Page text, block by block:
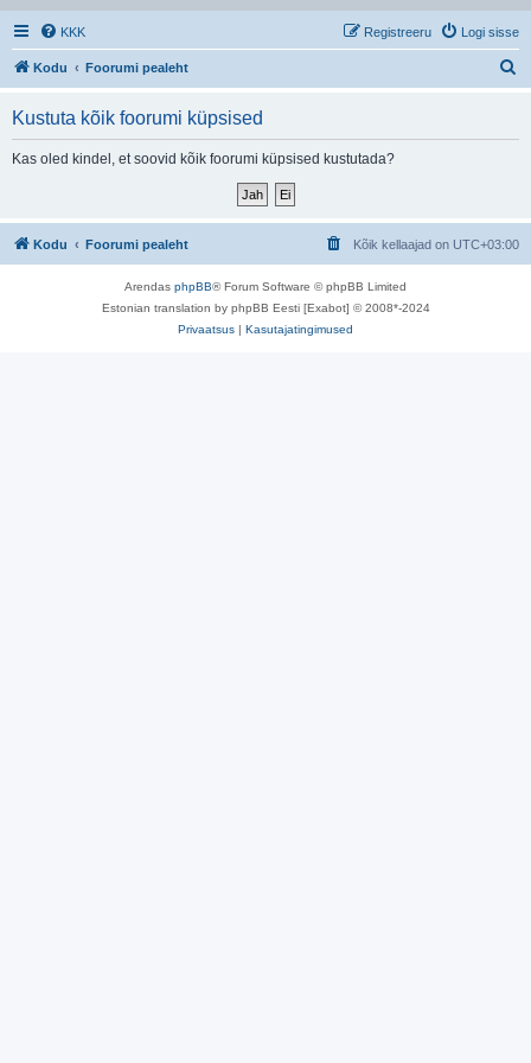
KKK Logi sisse
Registreeru
Kodu Foorumi pealeht
Kustuta kõik foorumi küpsised
Kas oled kindel, et soovid kõik foorumi küpsised kustutada?
Kodu Foorumi pealeht Kõik kellaajad on UTC+03:00
Arendas phpBB® Forum Software © phpBB Limited
Estonian translation by phpBB Eesti [Exabot] © 2008*-2024
Privaatsus | Kasutajatingimused